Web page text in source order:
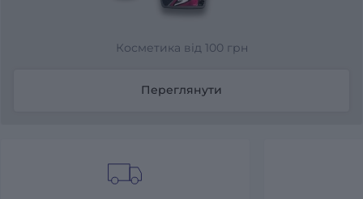
Косметика від 100 грн
Переглянути